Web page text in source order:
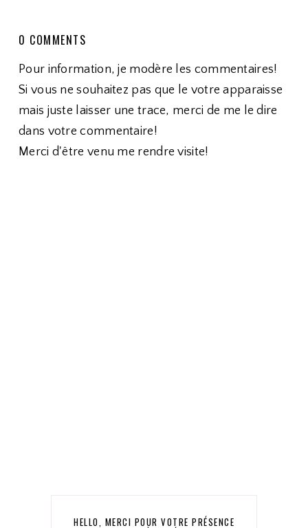
0 COMMENTS
Pour information, je modère les commentaires!
Si vous ne souhaitez pas que le votre apparaisse
mais juste laisser une trace, merci de me le dire
dans votre commentaire!
Merci d'être venu me rendre visite!
HELLO, MERCI POUR VOTRE PRÉSENCE